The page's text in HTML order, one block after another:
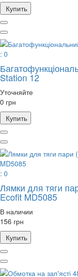
Купить
: 0
Station 12
Уточняйте
0 грн
Купить
: 0
Лямки для тяги
Ecofit MD5085
В наличии
156 грн
Купить